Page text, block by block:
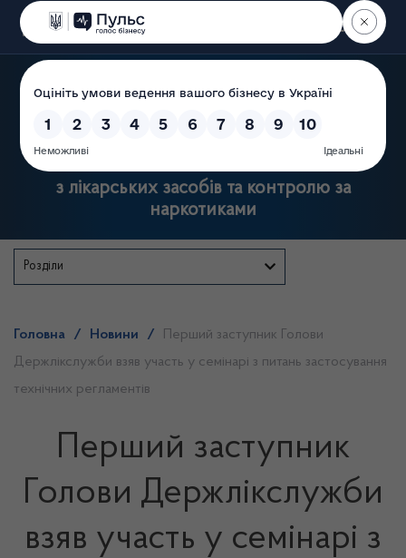
Пошук
Державна служба України
з лікарських засобів та контролю за
наркотиками
Розділи
Головна / Новини /
Перший заступник Голови
Держлікслужби взяв участь у семінарі з питань застосування
технічних регламентів
Перший заступник
Голови Держлікслужби
взяв участь у семінарі з